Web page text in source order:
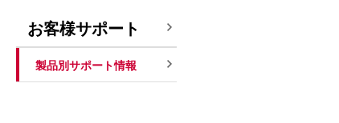
お客様サポート
製品別サポート情報